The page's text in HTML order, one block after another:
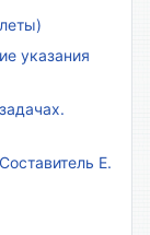
указания
Е.